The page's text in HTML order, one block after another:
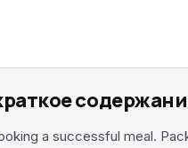
a successful meal.